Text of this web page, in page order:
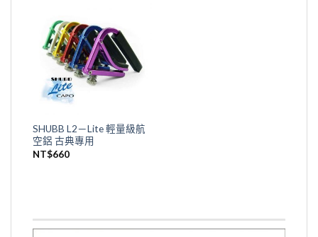
SHUBB L2－Lite 輕量級航
空鋁 古典專用
NT$660